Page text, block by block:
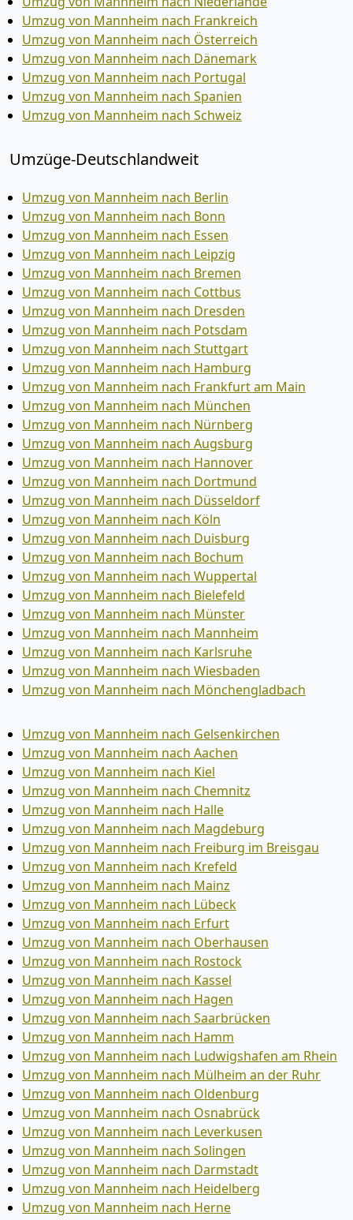
Umzug von Mannheim nach Frankreich
Umzug von Mannheim nach Österreich
Umzug von Mannheim nach Dänemark
Umzug von Mannheim nach Portugal
Umzug von Mannheim nach Spanien
Umzug von Mannheim nach Schweiz
Umzüge-Deutschlandweit
Umzug von Mannheim nach Berlin
Umzug von Mannheim nach Bonn
Umzug von Mannheim nach Essen
Umzug von Mannheim nach Leipzig
Umzug von Mannheim nach Bremen
Umzug von Mannheim nach Cottbus
Umzug von Mannheim nach Dresden
Umzug von Mannheim nach Potsdam
Umzug von Mannheim nach Stuttgart
Umzug von Mannheim nach Hamburg
Umzug von Mannheim nach Frankfurt am Main
Umzug von Mannheim nach München
Umzug von Mannheim nach Nürnberg
Umzug von Mannheim nach Augsburg
Umzug von Mannheim nach Hannover
Umzug von Mannheim nach Dortmund
Umzug von Mannheim nach Düsseldorf
Umzug von Mannheim nach Köln
Umzug von Mannheim nach Duisburg
Umzug von Mannheim nach Bochum
Umzug von Mannheim nach Wuppertal
Umzug von Mannheim nach Bielefeld
Umzug von Mannheim nach Münster
Umzug von Mannheim nach Mannheim
Umzug von Mannheim nach Karlsruhe
Umzug von Mannheim nach Wiesbaden
Umzug von Mannheim nach Mönchen­gladbach
Umzug von Mannheim nach Gelsenkirchen
Umzug von Mannheim nach Aachen
Umzug von Mannheim nach Kiel
Umzug von Mannheim nach Chemnitz
Umzug von Mannheim nach Halle
Umzug von Mannheim nach Magdeburg
Umzug von Mannheim nach Freiburg im Breisgau
Umzug von Mannheim nach Krefeld
Umzug von Mannheim nach Mainz
Umzug von Mannheim nach Lübeck
Umzug von Mannheim nach Erfurt
Umzug von Mannheim nach Oberhausen
Umzug von Mannheim nach Rostock
Umzug von Mannheim nach Kassel
Umzug von Mannheim nach Hagen
Umzug von Mannheim nach Saarbrücken
Umzug von Mannheim nach Hamm
Umzug von Mannheim nach Ludwigshafen am Rhein
Umzug von Mannheim nach Mülheim an der Ruhr
Umzug von Mannheim nach Oldenburg
Umzug von Mannheim nach Osnabrück
Umzug von Mannheim nach Leverkusen
Umzug von Mannheim nach Solingen
Umzug von Mannheim nach Darmstadt
Umzug von Mannheim nach Heidelberg
Umzug von Mannheim nach Herne